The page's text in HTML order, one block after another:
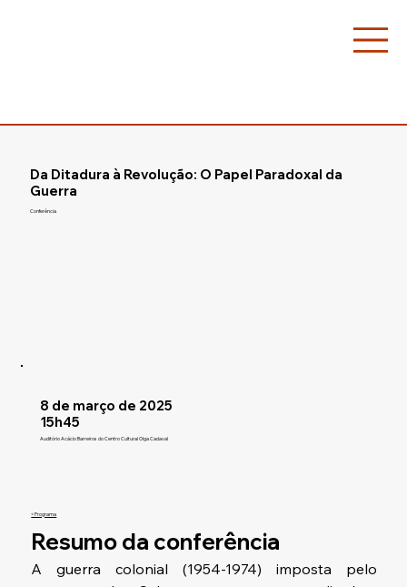
Da Ditadura à Revolução: O Papel Paradoxal da
Guerra
Conferência
< Programa
Resumo da conferência
A guerra colonial (1954-1974) imposta pelo
8 de março de 2025
15h45
Auditório Acácio Barreiros do Centro Cultural Olga Cadaval